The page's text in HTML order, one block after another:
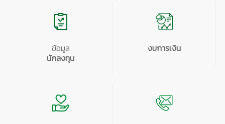
ข้อมูล
นักลงทุน
งบการเงิน